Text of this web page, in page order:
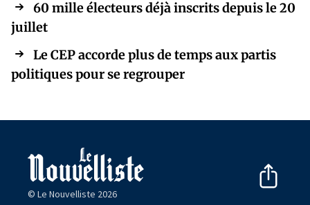
60 mille électeurs déjà inscrits depuis le 20
juillet
Le CEP accorde plus de temps aux partis
politiques pour se regrouper
© Le Nouvelliste 2026